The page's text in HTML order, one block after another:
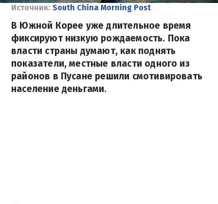
Источник: South China Morning Post
В Южной Корее уже длительное время
фиксируют низкую рождаемость. Пока
власти страны думают, как поднять
показатели, местные власти одного из
районов в Пусане решили смотивировать
население деньгами.